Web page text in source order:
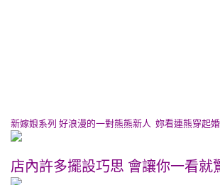
新嫁娘系列 好浪漫的一對熊熊新人 妳看連熊穿起
店內許多擺設巧思 會讓你一看就